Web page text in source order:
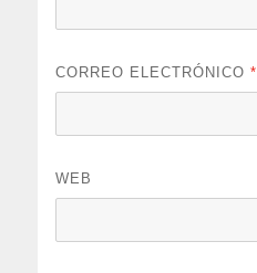
CORREO ELECTRÓNICO*
WEB